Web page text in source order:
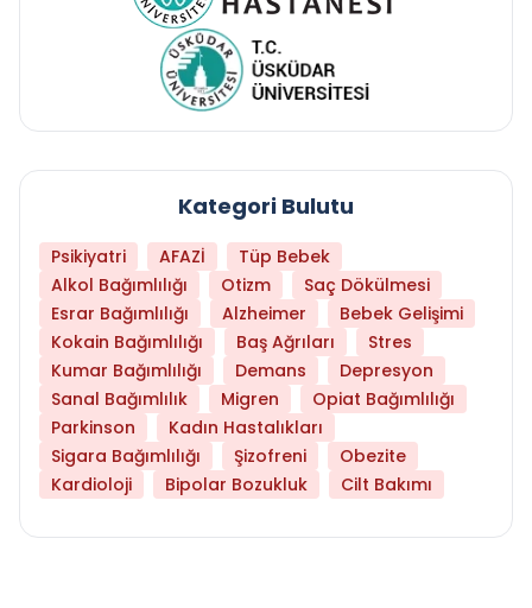
Kategori Bulutu
Psikiyatri AFAZİ
Tüp Bebek
Alkol Bağımlılığı
Otizm
Saç Dökülmesi
Esrar Bağımlılığı
Alzheimer
Bebek Gelişimi
Kokain Bağımlılığı
Baş Ağrıları
Stres
Kumar Bağımlılığı
Demans
Depresyon
Sanal Bağımlılık
Migren
Opiat Bağımlılığı
Parkinson
Kadın Hastalıkları
Sigara Bağımlılığı
Şizofreni
Obezite
Kardioloji
Bipolar Bozukluk Cilt Bakımı